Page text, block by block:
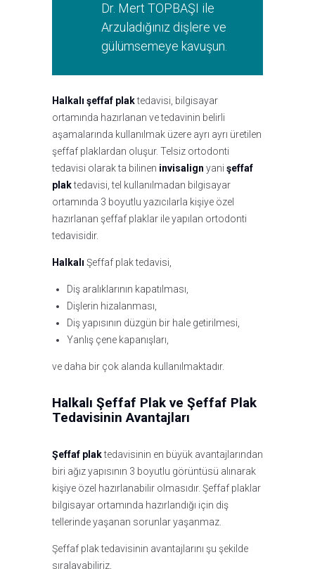
Dr. Mert TOPBAŞI ile
Arzuladığınız dişlere ve
gülümsemeye kavuşun.
Halkalı şeffaf plaktedavisi, bilgisayar
ortamında hazırlanan ve tedavinin belirli
aşamalarında kullanılmak üzere ayrı ayrı üretilen
şeffaf plaklardan oluşur. Telsiz ortodonti
tedavisi olarak ta bilinen invisalign yani şeffaf
plaktedavisi, tel kullanılmadan bilgisayar
ortamında 3 boyutlu yazıcılarla kişiye özel
hazırlanan şeffaf plaklar ile yapılan ortodonti
tedavisidir.
Halkalı Şeffaf plak tedavisi,
Diş aralıklarının kapatılması,
Dişlerin hizalanması,
Diş yapısının düzgün bir hale getirilmesi,
Yanlış çene kapanışları,
ve daha bir çok alanda kullanılmaktadır.
Halkalı Şeffaf Plak ve Şeffaf Plak
Tedavisinin Avantajları
Şeffaf plaktedavisinin en büyük avantajlarından
biri ağız yapısının 3 boyutlu görüntüsü alınarak
kişiye özel hazırlanabilir olmasıdır. Şeffaf plaklar
bilgisayar ortamında hazırlandığı için diş
tellerinde yaşanan sorunlar yaşanmaz.
Şeffaf plak tedavisinin avantajlarını şu şekilde
sıralayabiliriz,